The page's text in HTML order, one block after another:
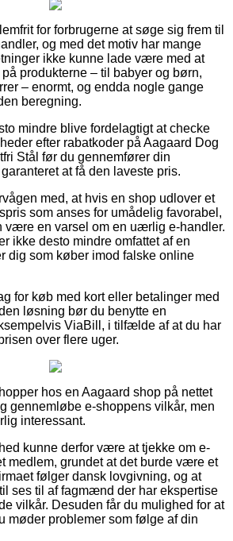
for forbrugerne at søge sig frem til
og med det motiv har mange
ikke kunne lade være med at
produkterne – til babyer og børn,
– enormt, og endda nogle gange
beregning.
mindre blive fordelagtigt at checke
efter rabatkoder på Aagaard Dog
Stål før du gennemfører din
at få den laveste pris.
med, at hvis en shop udlover et
som anses for umådelig favorabel,
være en varsel om en uærlig e-handler.
ikke desto mindre omfattet af en
dig som køber imod falske online
for køb med kort eller betalinger med
løsning bør du benytte en
ViaBill, i tilfælde af at du har
over flere uger.
hos en Aagaard shop på nettet
gennemløbe e-shoppens vilkår, men
interessant.
kunne derfor være at tjekke om e-
medlem, grundet at det burde være et
følger dansk lovgivning, og at
ses til af fagmænd der har ekspertise
vilkår. Desuden får du mulighed for at
møder problemer som følge af din